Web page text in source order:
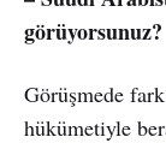
görüyorsunuz?
Görüşmede
hükümetiyle